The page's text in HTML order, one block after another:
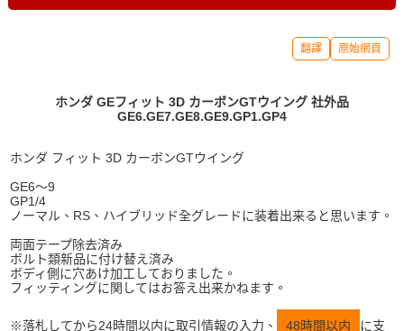
翻譯 原始網頁
ホンダ GEフィット 3D カーボンGTウイング 社外品
GE6.GE7.GE8.GE9.GP1.GP4
ホンダ フィット 3D カーボンGTウイング
GE6～9
GP1/4
ノーマル、RS、ハイブリッド全グレードに装着出来ると思います。
両面テープ除去済み
ボルト類新品に付け替え済み
ボディ側に穴あけ加工しておりました。
フィッティングに関してはお答え出来かねます。
※落札してから24時間以内に取引情報の入力、 48時間以内
に支